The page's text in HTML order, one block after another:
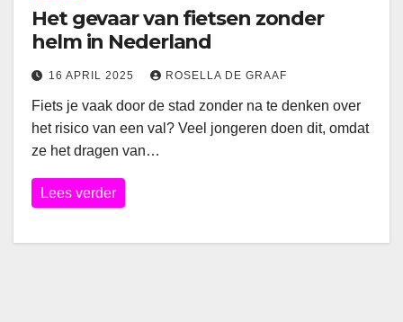
Het gevaar van fietsen zonder
helm in Nederland
16 APRIL 2025 ROSELLA DE GRAAF
Fiets je vaak door de stad zonder na te denken over
het risico van een val? Veel jongeren doen dit, omdat
ze het dragen van…
Lees verder